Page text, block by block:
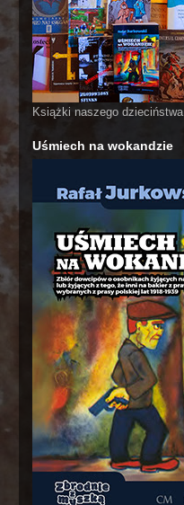
Książki naszego dzieciństwa
Uśmiech na wokandzie